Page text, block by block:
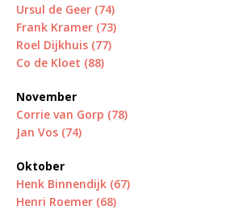
Ursul de Geer (74)
Frank Kramer (73)
Roel Dijkhuis (77)
Co de Kloet (88)
November
Corrie van Gorp (78)
Jan Vos (74)
Oktober
Henk Binnendijk (67)
Henri Roemer (68)